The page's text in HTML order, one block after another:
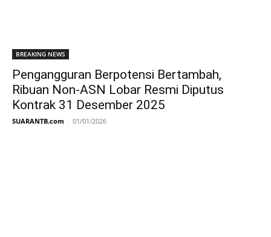
BREAKING NEWS
Pengangguran Berpotensi Bertambah,
Ribuan Non-ASN Lobar Resmi Diputus
Kontrak 31 Desember 2025
SUARANTB.com - 01/01/2026